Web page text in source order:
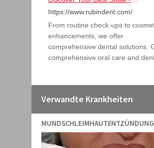
Verwandte Krankheiten
MUNDSCHLEIMHAUTENTZÜNDUNG